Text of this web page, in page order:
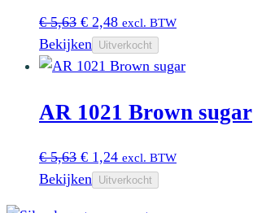
€5,63 Oorspronkelijke
prijs
was:
€ 2,48Huidige
prijs
is:
excl. BTW
Bekijken Uitverkocht
AR 1021 Brown sugar
€5,63 Oorspronkelijke
prijs
€ 1,24Huidige
prijs
excl. BTW
Bekijken Uitverkocht